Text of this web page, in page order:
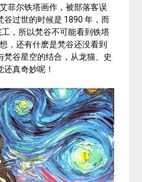
菲尔铁塔画作，被部落客误
谷过世的时候是 1890 年，而
，所以梵谷不可能看到铁塔
，还有什麽是梵谷还没看到
梵谷星空的结合，从龙猫、史
真奇妙呢！